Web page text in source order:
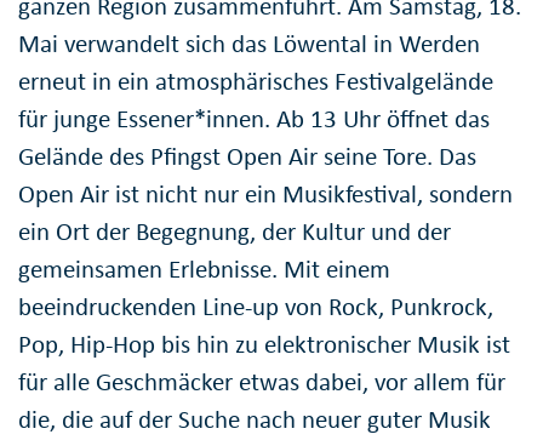
ganzen Region zusammenführt. Am Samstag, 18.
Mai verwandelt sich das Löwental in Werden
erneut in ein atmosphärisches Festivalgelände
für junge Essener*innen. Ab 13 Uhr öffnet das
Gelände des Pfingst Open Air seine Tore. Das
Open Air ist nicht nur ein Musikfestival, sondern
ein Ort der Begegnung, der Kultur und der
gemeinsamen Erlebnisse. Mit einem
beeindruckenden Line-up von Rock, Punkrock,
Pop, Hip-Hop bis hin zu elektronischer Musik ist
für alle Geschmäcker etwas dabei, vor allem für
die, die auf der Suche nach neuer guter Musik